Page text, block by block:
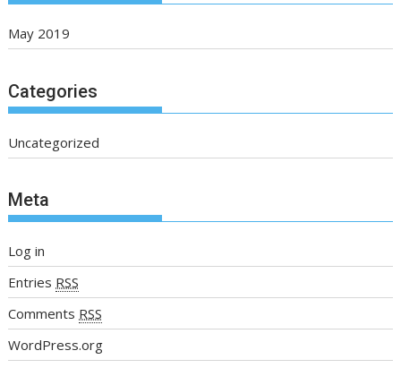
May 2019
Categories
Uncategorized
Meta
Log in
Entries RSS
Comments RSS
WordPress.org